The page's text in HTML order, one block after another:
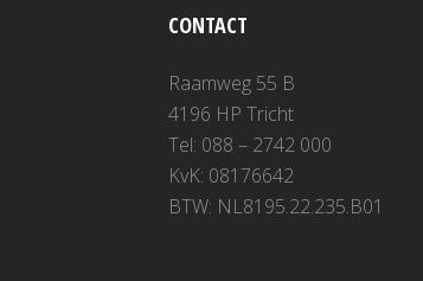
CONTACT
Raamweg 55 B
4196 HP Tricht
Tel: 088 – 2742 000
KvK: 08176642
BTW: NL8195.22.235.B01